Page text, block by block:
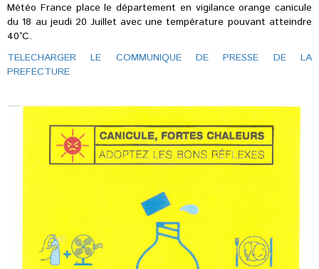
Météo France place le département en vigilance orange canicule
du 18 au jeudi 20 Juillet avec une température pouvant atteindre
40°C.
TELECHARGER LE COMMUNIQUE DE PRESSE DE LA
PREFECTURE